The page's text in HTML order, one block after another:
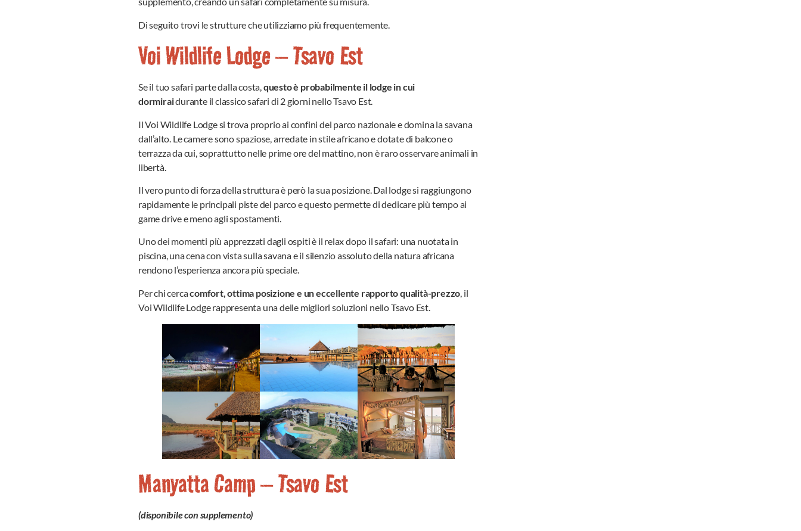
Di seguito trovi le strutture che utilizziamo più frequentemente.
Voi Wildlife Lodge – Tsavo Est
Se il tuo safari parte dalla costa,questo è probabilmente il lodge in cui
dormiraidurante il classico safari di 2 giorni nello Tsavo Est.
Il Voi Wildlife Lodge si trova proprio ai confini del parco nazionale e domina la savana
dall’alto. Le camere sono spaziose, arredate in stile africano e dotate di balcone o
terrazza da cui, soprattutto nelle prime ore del mattino, non è raro osservare animali in
libertà.
Il vero punto di forza della struttura è però la sua posizione. Dal lodge si raggiungono
rapidamente le principali piste del parco e questo permette di dedicare più tempo ai
game drive e meno agli spostamenti.
Uno dei momenti più apprezzati dagli ospiti è il relax dopo il safari: una nuotata in
piscina, una cena con vista sulla savana e il silenzio assoluto della natura africana
rendono l’esperienza ancora più speciale.
Per chi cercacomfort, ottima posizione e un eccellente rapporto qualità-prezzo , il
Voi Wildlife Lodge rappresenta una delle migliori soluzioni nello Tsavo Est.
Manyatta Camp – Tsavo Est
(disponibile con supplemento)